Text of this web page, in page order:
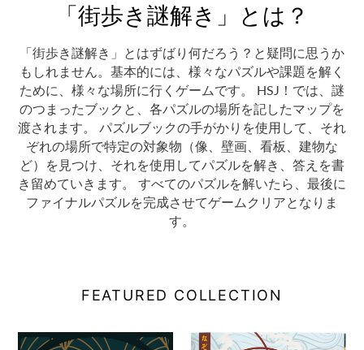
「街歩き謎解き」とは？
「街歩き謎解き」とはずばり何だろう？と疑問に思うか
もしれません。基本的には、様々なパズルや課題を解く
ために、様々な場所に行くゲームです。 HSJ！では、謎
のつまったブックと、各パズルの場所を記したマップを
渡されます。 パズルブックの手がかりを使用して、それ
ぞれの場所で特定の対象物（像、壁画、看板、建物な
ど）を見つけ、それを使用してパズルを解き、答えを書
き留めていきます。 すべてのパズルを解いたら、最後に
ファイナルパズルを完成させてゲームクリアとなりま
す。
FEATURED COLLECTION
大
な